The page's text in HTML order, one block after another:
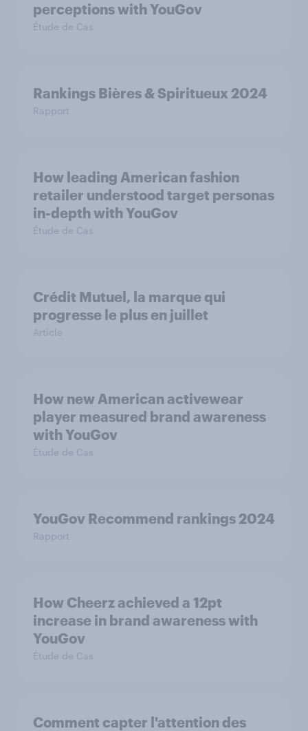
perceptions with YouGov
Étude de Cas
Rankings Bières & Spiritueux 2024
Rapport
How leading American fashion
retailer understood target personas
in-depth with YouGov
Étude de Cas
Crédit Mutuel, la marque qui
progresse le plus en juillet
Article
How new American activewear
player measured brand awareness
with YouGov
Étude de Cas
YouGov Recommend rankings 2024
Rapport
How Cheerz achieved a 12pt
increase in brand awareness with
YouGov
Étude de Cas
Comment capter l'attention des